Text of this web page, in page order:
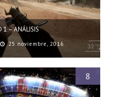
1 – ANÁLISIS
25 noviembre, 2016
8